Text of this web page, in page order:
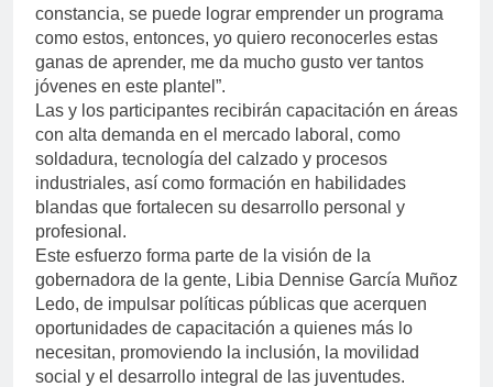
constancia, se puede lograr emprender un programa
como estos, entonces, yo quiero reconocerles estas
ganas de aprender, me da mucho gusto ver tantos
jóvenes en este plantel”.
Las y los participantes recibirán capacitación en áreas
con alta demanda en el mercado laboral, como
soldadura, tecnología del calzado y procesos
industriales, así como formación en habilidades
blandas que fortalecen su desarrollo personal y
profesional.
Este esfuerzo forma parte de la visión de la
gobernadora de la gente, Libia Dennise García Muñoz
Ledo, de impulsar políticas públicas que acerquen
oportunidades de capacitación a quienes más lo
necesitan, promoviendo la inclusión, la movilidad
social y el desarrollo integral de las juventudes.